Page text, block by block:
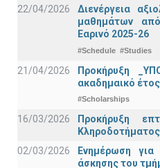
22/04/2026
Διενέργεια
μαθημάτων
Εαρινό 2025-26
#Schedule #Studies
21/04/2026
Προκήρυξη
ακαδημαικό
#Scholarships
16/03/2026
Προκήρυξη
02/03/2026
Ενημέρωση
άσκησης του